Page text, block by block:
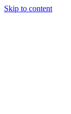
Skip to content